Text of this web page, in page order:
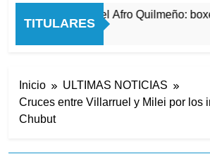
TITULARES
La noche del Afro Quilmeño:
Inicio
ULTIMAS NOTICIAS
Cruces entre Villarruel y Milei por los
Chubut